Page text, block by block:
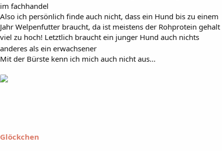
im fachhandel
Also ich persönlich finde auch nicht, dass ein Hund bis zu einem
Jahr Welpenfutter braucht, da ist meistens der Rohprotein gehalt
viel zu hoch! Letztlich braucht ein junger Hund auch nichts
anderes als ein erwachsener
Mit der Bürste kenn ich mich auch nicht aus...
Glöckchen